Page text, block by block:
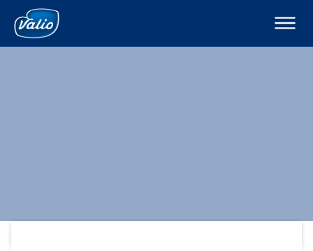
????????
????????
??????? ????????
? ???????????